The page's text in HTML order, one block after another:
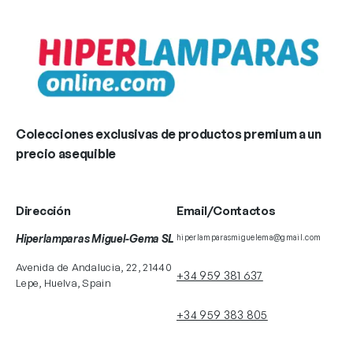
Colecciones exclusivas de productos premium a un
precio asequible
Dirección
Hiperlamparas Miguel-Gema SL
Avenida de Andalucia, 22, 21440
Lepe, Huelva, Spain
Email/Contactos
hiperlamparasmiguelema@gmail.com
+34 959 381 637
+34 959 383 805